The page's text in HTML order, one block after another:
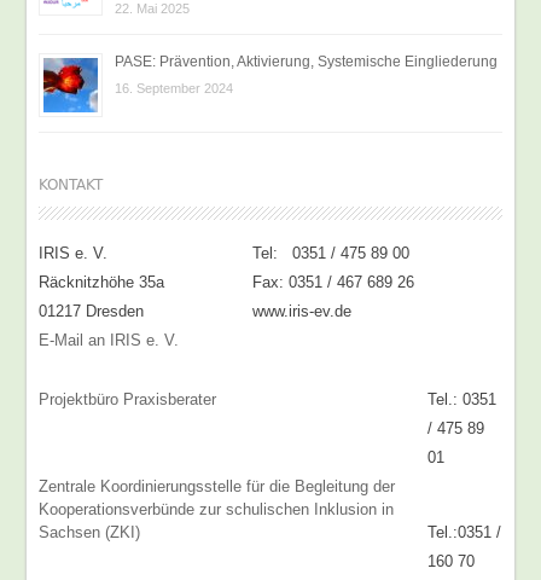
22. Mai 2025
PASE: Prävention, Aktivierung, Systemische Eingliederung
16. September 2024
KONTAKT
IRIS e. V.
Tel: 0351 / 475 89 00
Räcknitzhöhe 35a
Fax: 0351 / 467 689 26
01217 Dresden
www.iris-ev.de
E-Mail an IRIS e. V.
Projektbüro Praxisberater
Tel.: 0351
/ 475 89
01
Zentrale Koordinierungsstelle für die Begleitung der
Kooperationsverbünde zur schulischen Inklusion in
Sachsen (ZKI)
Tel.:0351 /
160 70